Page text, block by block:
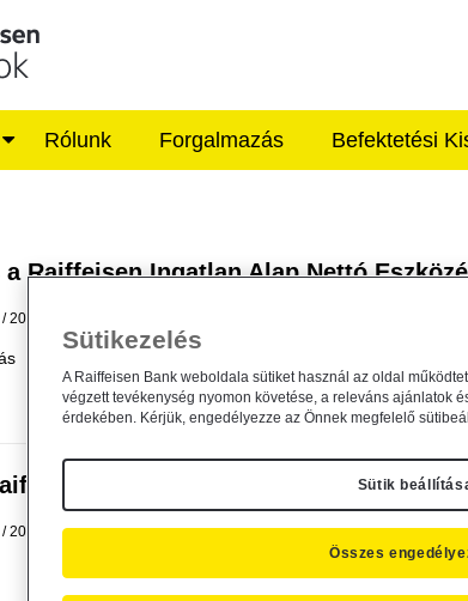
Rólunk Forgalmazás Befektetési
- Raiffeisen ALAPKEZELŐ
a Raiffeisen Ingatlan Alap Nettó
2026. július 31.
Befektetési Alapkezelő Zrt.
2026. július 14.
Sütikezelés
A Raiffeisen Bank weboldala sütiket használ az oldal
végzett tevékenység nyomon követése, a releváns ajánlatok
érdekében. Kérjük, engedélyezze az Önnek megfelelő
Sütik
Összes